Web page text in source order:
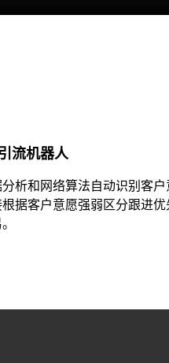
流机器人
析和网络算法自动识别客户
据客户意愿强弱区分跟进优